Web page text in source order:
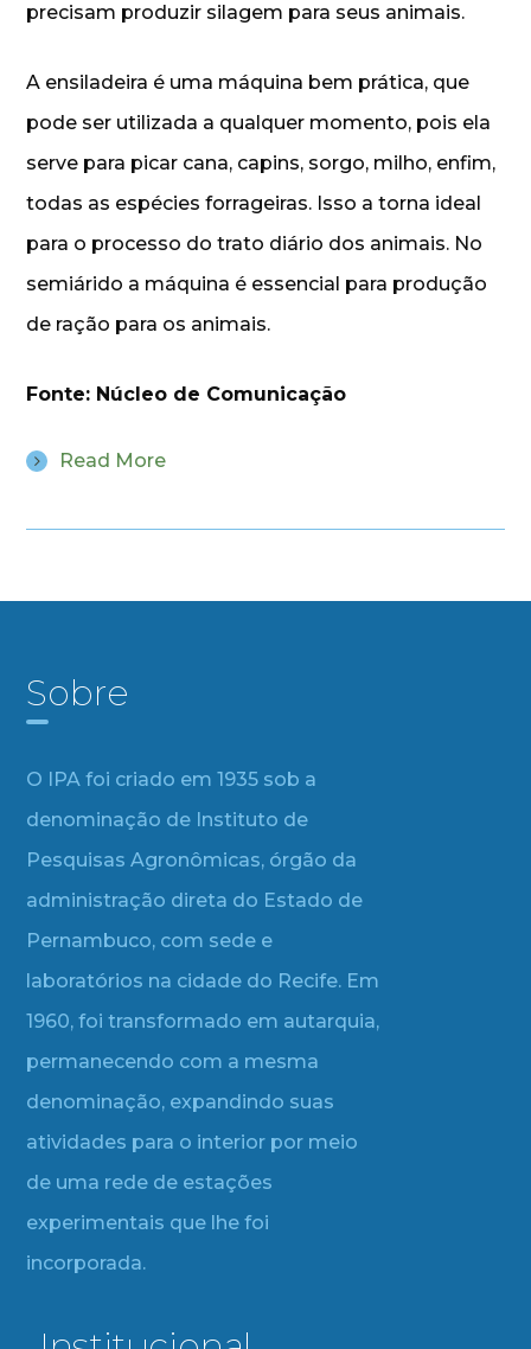
precisam produzir silagem para seus animais.
A ensiladeira é uma máquina bem prática, que
pode ser utilizada a qualquer momento, pois ela
serve para picar cana, capins, sorgo, milho, enfim,
todas as espécies forrageiras. Isso a torna ideal
para o processo do trato diário dos animais. No
semiárido a máquina é essencial para produção
de ração para os animais.
Fonte: Núcleo de Comunicação
Read More
Sobre
O IPA foi criado em 1935 sob a
denominação de Instituto de
Pesquisas Agronômicas, órgão da
administração direta do Estado de
Pernambuco, com sede e
laboratórios na cidade do Recife. Em
1960, foi transformado em autarquia,
permanecendo com a mesma
denominação, expandindo suas
atividades para o interior por meio
de uma rede de estações
experimentais que lhe foi
incorporada.